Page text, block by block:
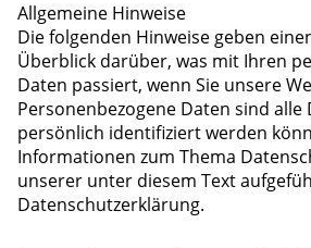
Allgemeine Hinweise
Die folgenden Hinweise geben
Überblick darüber, was mit Ihren
Daten passiert, wenn Sie unsere
Personenbezogene Daten sind alle
persönlich identifiziert werden
Informationen zum Thema
unserer unter diesem Text
Datenschutzerklärung.